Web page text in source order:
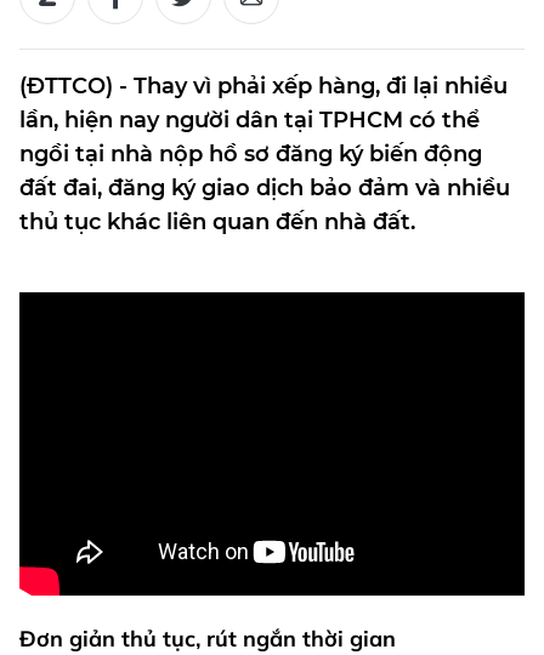
(ĐTTCO) - Thay vì phải xếp hàng, đi lại nhiều
lần, hiện nay người dân tại TPHCM có thể
ngồi tại nhà nộp hồ sơ đăng ký biến động
đất đai, đăng ký giao dịch bảo đảm và nhiều
thủ tục khác liên quan đến nhà đất.
Đơn giản thủ tục, rút ngắn thời gian